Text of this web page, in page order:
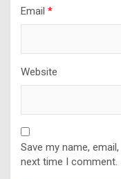
Email *
Website
Save my name,
next time I comment.